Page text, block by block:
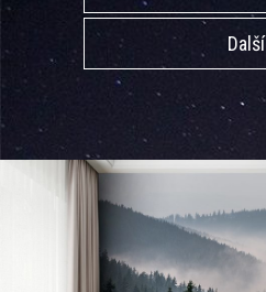
Další